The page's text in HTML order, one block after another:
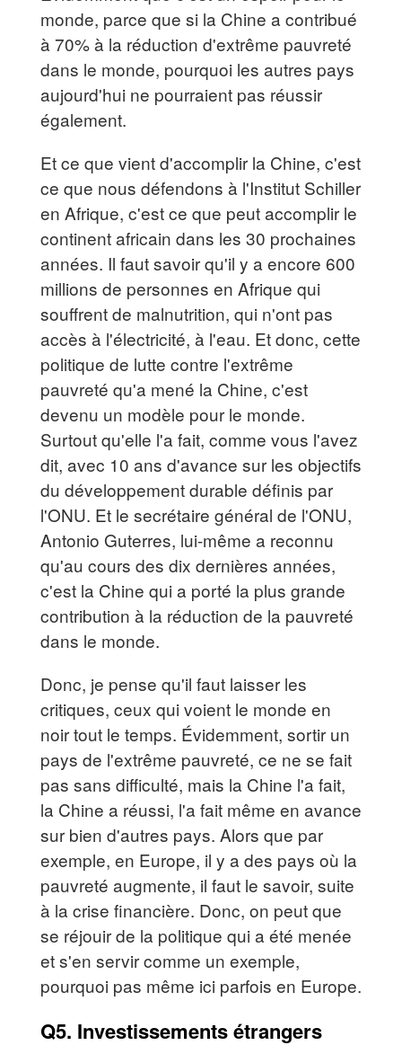
monde, parce que si la Chine a contribué
à 70% à la réduction d'extrême pauvreté
dans le monde, pourquoi les autres pays
aujourd'hui ne pourraient pas réussir
également.
Et ce que vient d'accomplir la Chine, c'est
ce que nous défendons à l'Institut Schiller
en Afrique, c'est ce que peut accomplir le
continent africain dans les 30 prochaines
années. Il faut savoir qu'il y a encore 600
millions de personnes en Afrique qui
souffrent de malnutrition, qui n'ont pas
accès à l'électricité, à l'eau. Et donc, cette
politique de lutte contre l'extrême
pauvreté qu'a mené la Chine, c'est
devenu un modèle pour le monde.
Surtout qu'elle l'a fait, comme vous l'avez
dit, avec 10 ans d'avance sur les objectifs
du développement durable définis par
l'ONU. Et le secrétaire général de l'ONU,
Antonio Guterres, lui-même a reconnu
qu'au cours des dix dernières années,
c'est la Chine qui a porté la plus grande
contribution à la réduction de la pauvreté
dans le monde.
Donc, je pense qu'il faut laisser les
critiques, ceux qui voient le monde en
noir tout le temps. Évidemment, sortir un
pays de l'extrême pauvreté, ce ne se fait
pas sans difficulté, mais la Chine l'a fait,
la Chine a réussi, l'a fait même en avance
sur bien d'autres pays. Alors que par
exemple, en Europe, il y a des pays où la
pauvreté augmente, il faut le savoir, suite
à la crise financière. Donc, on peut que
se réjouir de la politique qui a été menée
et s'en servir comme un exemple,
pourquoi pas même ici parfois en Europe.
Q5. Investissements étrangers